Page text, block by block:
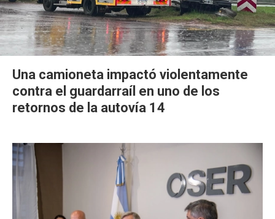
Una camioneta impactó violentamente
contra el guardarraíl en uno de los
retornos de la autovía 14